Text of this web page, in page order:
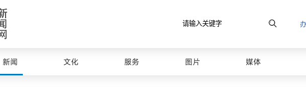
新闻 文化 服务 图片 媒体